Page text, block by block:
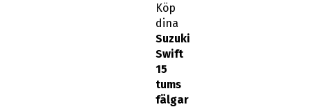
Köp
dina
Suzuki
Swift
15
tums
fälgar